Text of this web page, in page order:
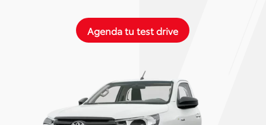
Agenda tu test drive